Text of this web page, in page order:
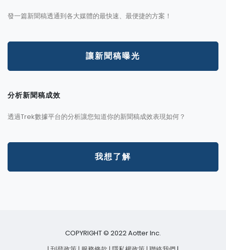
發一篇新聞稿透通到各大媒體的最快速、最便捷的方案！
讓新聞稿曝光
分析新聞稿成效
透過Trek數據平台的分析讓您知道你的新聞稿成效表現如何？
我想了解
COPYRIGHT © 2022 Aotter Inc.